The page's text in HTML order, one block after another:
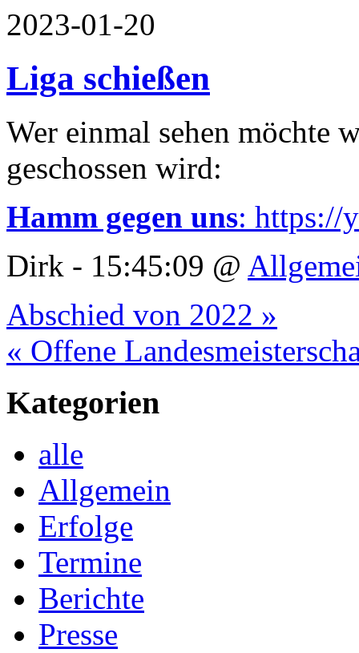
2023-01-20
Liga schießen
Wer einmal sehen möchte
geschossen wird:
Hamm gegen uns: https://
Dirk - 15:45:09 @
Abschied von 2022 »
« Offene
Kategorien
alle
Allgemein
Erfolge
Termine
Berichte
Presse